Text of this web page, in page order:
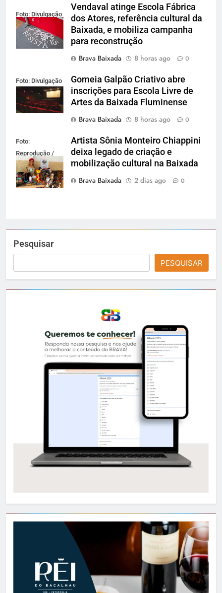
Foto: Divulgação
Vendaval atinge Escola Fábrica
dos Atores, referência cultural da
Baixada, e mobiliza campanha
para reconstrução
Brava Baixada
8 horas ago 0
Foto: Divulgação
Gomeia Galpão Criativo abre
inscrições para Escola Livre de
Artes da Baixada Fluminense
Brava Baixada
8 horas ago 0
Foto:
Reprodução /
Redes Sociais
Artista Sônia Monteiro Chiappini
deixa legado de criação e
mobilização cultural na Baixada
Brava Baixada
2 dias ago 0
Pesquisar
PESQUISAR